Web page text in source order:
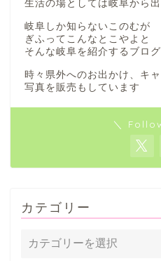
生活の場としては岐阜から
岐阜しか知らないこのむが
ぎふってこんなとこやよと
そんな岐阜を紹介するブログ
時々県外へのお出かけ、キ
写真を販売もしています
＼
カテゴリー